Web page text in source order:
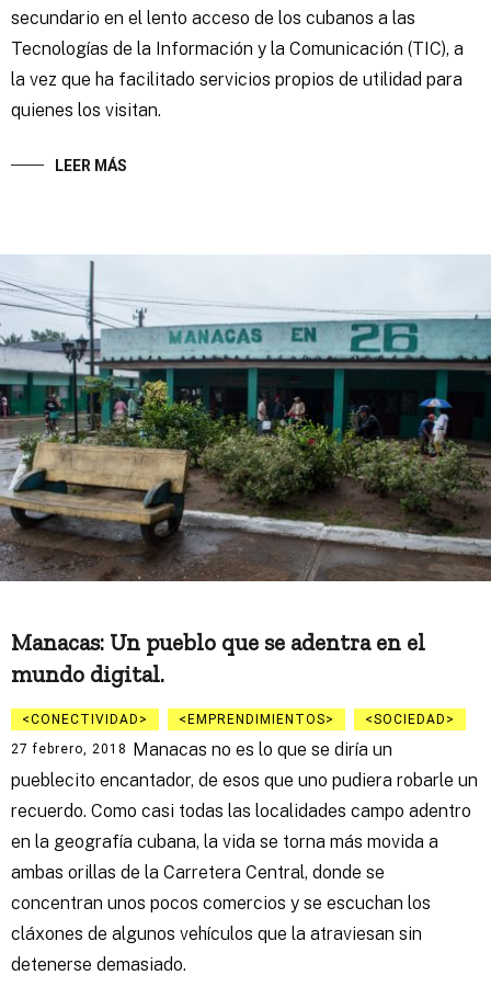
secundario en el lento acceso de los cubanos a las
Tecnologías de la Información y la Comunicación (TIC), a
la vez que ha facilitado servicios propios de utilidad para
quienes los visitan.
LEER MÁS
Manacas: Un pueblo que se adentra en el
mundo digital.
CONECTIVIDAD EMPRENDIMIENTOS
SOCIEDAD
27 febrero, 2018 Manacas no es lo que se diría un
pueblecito encantador, de esos que uno pudiera robarle un
recuerdo. Como casi todas las localidades campo adentro
en la geografía cubana, la vida se torna más movida a
ambas orillas de la Carretera Central, donde se
concentran unos pocos comercios y se escuchan los
cláxones de algunos vehículos que la atraviesan sin
detenerse demasiado.